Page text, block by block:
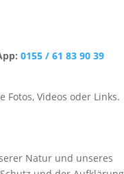
0155 / 61 83 90 39
Videos oder Links.
Natur und unseres